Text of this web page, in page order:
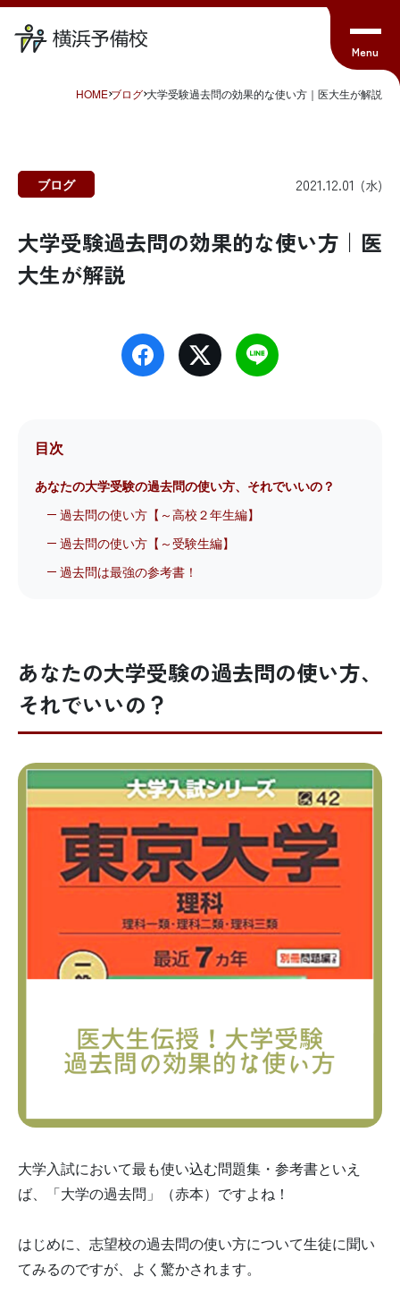
HOME ブログ 大学受験過去問の効果的な使い方｜医大生が解説
ブログ 2021.12.01 (水)
大学受験過去問の効果的な使い方｜医
大生が解説
目次
あなたの大学受験の過去問の使い方、それでいいの？
過去問の使い方【～高校２年生編】
過去問の使い方【～受験生編】
過去問は最強の参考書！
あなたの大学受験の過去問の使い方、
それでいいの？
大学入試において最も使い込む問題集・参考書といえ
ば、「大学の過去問」（赤本）ですよね！
はじめに、志望校の過去問の使い方について生徒に聞い
てみるのですが、よく驚かされます。